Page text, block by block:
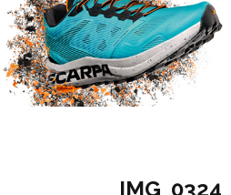
IMG_0324